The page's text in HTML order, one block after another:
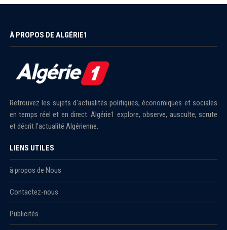
À PROPOS DE ALGÉRIE1
Retrouvez les sujets d'actualités politiques, économiques et sociales
en temps réel et en direct. Algérie1 explore, observe, ausculte, scrute
et décrit l'actualité Algérienne.
LIENS UTILES
à propos de Nous
Contactez-nous
Publicités